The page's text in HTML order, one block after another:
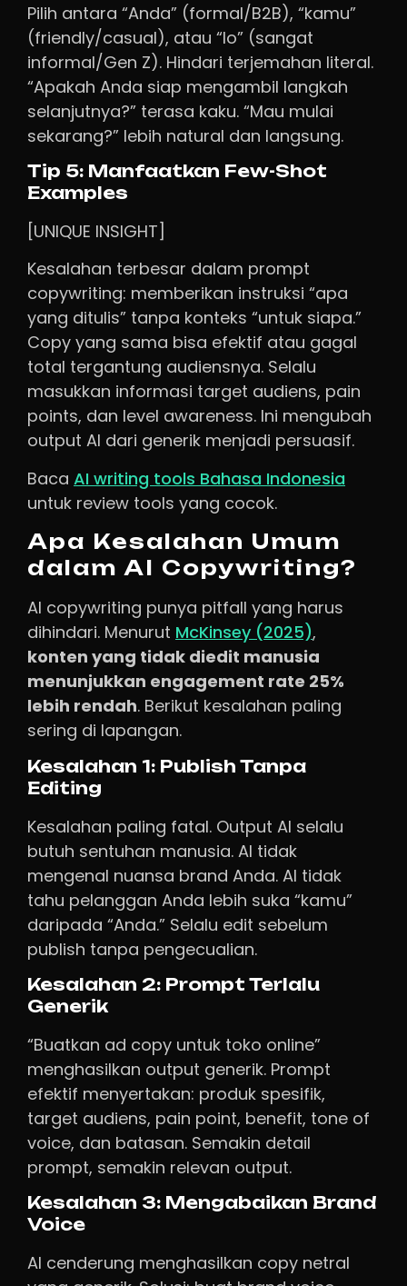
Pilih antara “Anda” (formal/B2B), “kamu”
(friendly/casual), atau “lo” (sangat
informal/Gen Z). Hindari terjemahan literal.
“Apakah Anda siap mengambil langkah
selanjutnya?” terasa kaku. “Mau mulai
sekarang?” lebih natural dan langsung.
Tip 5: Manfaatkan Few-Shot
Examples
[UNIQUE INSIGHT]
Kesalahan terbesar dalam prompt
copywriting: memberikan instruksi “apa
yang ditulis” tanpa konteks “untuk siapa.”
Copy yang sama bisa efektif atau gagal
total tergantung audiensnya. Selalu
masukkan informasi target audiens, pain
points, dan level awareness. Ini mengubah
output AI dari generik menjadi persuasif.
Baca AI writing tools Bahasa Indonesia
untuk review tools yang cocok.
Apa Kesalahan Umum
dalam AI Copywriting?
AI copywriting punya pitfall yang harus
dihindari. Menurut McKinsey (2025),
konten yang tidak diedit manusia
menunjukkan engagement rate 25%
lebih rendah. Berikut kesalahan paling
sering di lapangan.
Kesalahan 1: Publish Tanpa
Editing
Kesalahan paling fatal. Output AI selalu
butuh sentuhan manusia. AI tidak
mengenal nuansa brand Anda. AI tidak
tahu pelanggan Anda lebih suka “kamu”
daripada “Anda.” Selalu edit sebelum
publish tanpa pengecualian.
Kesalahan 2: Prompt Terlalu
Generik
“Buatkan ad copy untuk toko online”
menghasilkan output generik. Prompt
efektif menyertakan: produk spesifik,
target audiens, pain point, benefit, tone of
voice, dan batasan. Semakin detail
prompt, semakin relevan output.
Kesalahan 3: Mengabaikan Brand
Voice
AI cenderung menghasilkan copy netral